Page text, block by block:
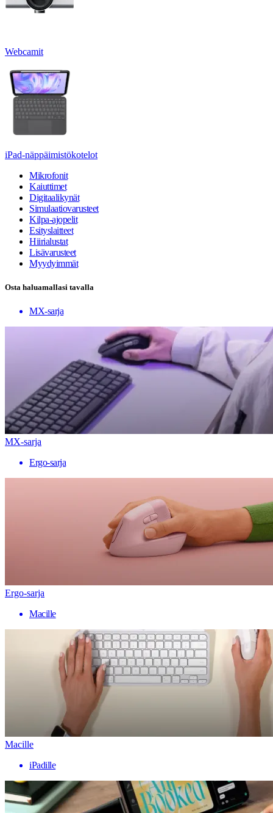
Webcamit
iPad-näppäimistökotelot
Mikrofonit
Kaiuttimet
Digitaalikynät
Simulaatiovarusteet
Kilpa-ajopelit
Esityslaitteet
Hiirialustat
Lisävarusteet
Myydyimmät
Osta haluamallasi tavalla
MX-sarja
MX-sarja
Ergo-sarja
Ergo-sarja
Macille
Macille
iPadille